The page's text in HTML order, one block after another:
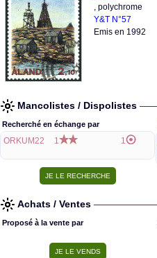
, polychrome
Y&T N°57
Emis en 1992
Mancolistes / Dispolistes
Recherché en échange par
ORKUM22 1 1
Achats / Ventes
Proposé à la vente par